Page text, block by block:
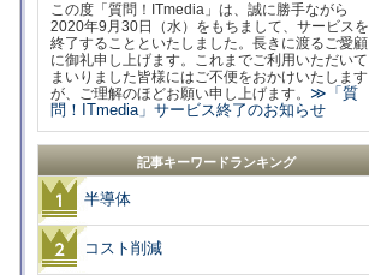
この度「質問！ITmedia」は、誠に勝手ながら
2020年9月30日（水）をもちまして、サービスを
終了することといたしました。長きに渡るご愛顧
に御礼申し上げます。これまでご利用いただいて
まいりました皆様にはご不便をおかけいたします
が、ご理解のほどお願い申し上げます。 ≫「質
問！ITmedia」サービス終了のお知らせ
記事キーワードランキング
半導体
コスト削減